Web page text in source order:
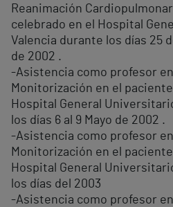
Reanimación
celebrado en el Hospital
Valencia durante los días 25
de 2002 .
-Asistencia como profesor
Monitorización en el
Hospital General
los días 6 al 9 Mayo de 2002 .
-Asistencia como profesor
Monitorización en el
Hospital General
los días del 2003
-Asistencia como profesor